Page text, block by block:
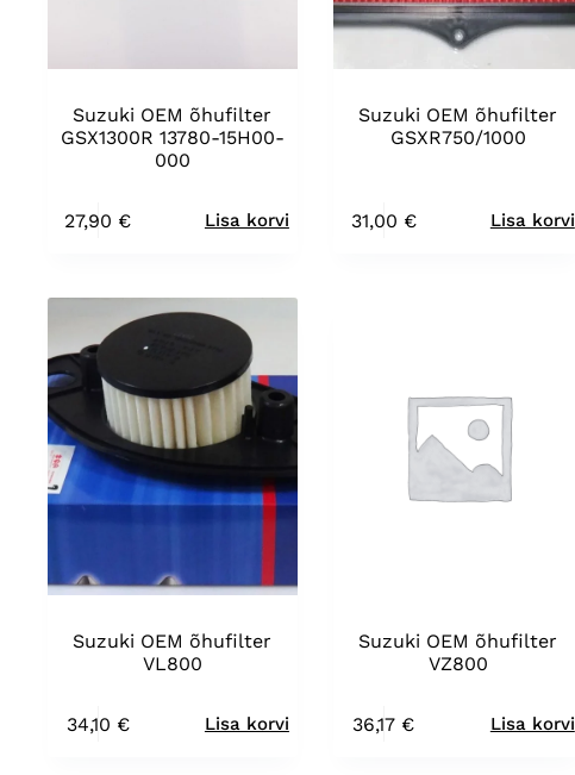
Suzuki OEM õhufilter
GSX1300R 13780-15H00-
000
27,90 € Lisa korvi
Suzuki OEM õhufilter
GSXR750/1000
31,00 € Lisa korvi
Suzuki OEM õhufilter
VL800
34,10 € Lisa korvi
Suzuki OEM õhufilter
VZ800
36,17 € Lisa korvi